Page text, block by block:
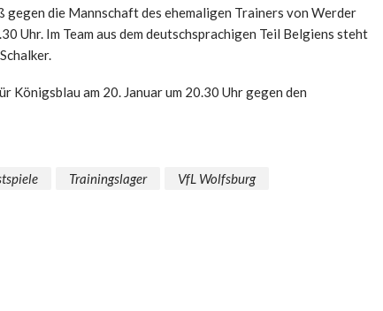
gegen die Mannschaft des ehemaligen Trainers von Werder
Uhr. Im Team aus dem deutschsprachigen Teil Belgiens steht
Königsblau am 20. Januar um 20.30 Uhr gegen den
Trainingslager VfL Wolfsburg